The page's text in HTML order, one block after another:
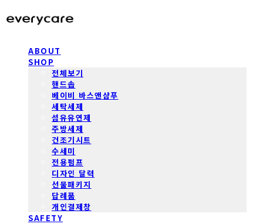
ABOUT
SHOP
전체보기
핸드솝
베이비 바스앤샴푸
세탁세제
섬유유연제
주방세제
건조기시트
수세미
전용펌프
디자인 달력
선물패키지
답례품
개인결제창
SAFETY